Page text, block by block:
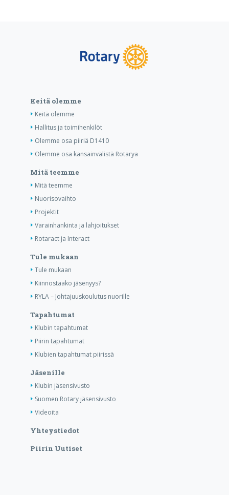
Keitä olemme
Keitä olemme
Hallitus ja toimihenkilöt
Olemme osa piiriä D1410
Olemme osa kansainvälistä Rotarya
Mitä teemme
Mitä teemme
Nuorisovaihto
Projektit
Varainhankinta ja lahjoitukset
Rotaract ja Interact
Tule mukaan
Tule mukaan
Kiinnostaako jäsenyys?
RYLA – Johtajuuskoulutus nuorille
Tapahtumat
Klubin tapahtumat
Piirin tapahtumat
Klubien tapahtumat piirissä
Jäsenille
Klubin jäsensivusto
Suomen Rotary jäsensivusto
Videoita
Yhteystiedot
Piirin Uutiset